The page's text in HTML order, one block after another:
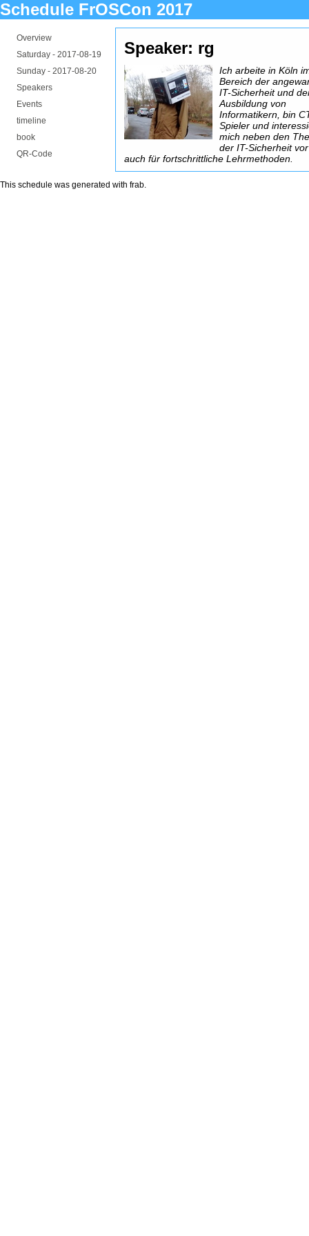
Schedule FrOSCon 2017
Overview
Saturday - 2017-08-19
Sunday - 2017-08-20
Speakers
Events
timeline
book
QR-Code
Speaker: rg
Ich arbeite in Köln
Bereich der
IT-Sicherheit und
Ausbildung von
Informatikern, bin
Spieler und
mich neben den
der IT-Sicherheit
auch für fortschrittliche Lehrmethoden.
This schedule was generated with frab.